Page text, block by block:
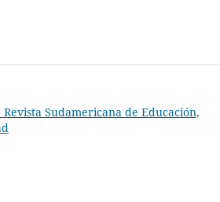
Revista Sudamericana de Educación,